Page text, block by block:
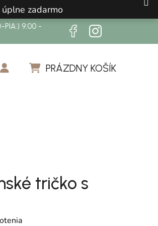
zadarmo
PIA:) 9:00 -
PRÁZDNY KOŠÍK
tričko s
z 5 hviezdičiek.